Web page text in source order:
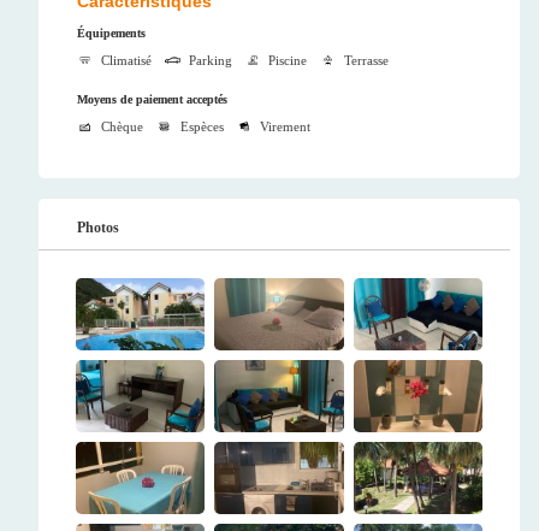
Équipements
Climatisé Parking Piscine Terrasse
Moyens de paiement acceptés
Chèque Espèces Virement
Photos